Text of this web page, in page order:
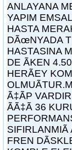
ANLAYANA
YAPIM
HASTA
DÃœNYADA
HASTASINA
DE ÃKEN
HERÃEY
Ã‡ÃP
ÃÃ‡Ã 36
FREN